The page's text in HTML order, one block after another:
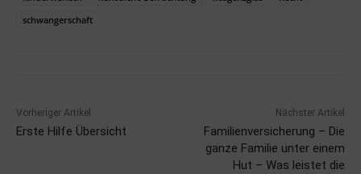
schwangerschaft
Vorheriger Artikel
Erste Hilfe Übersicht
Nächster Artikel
Familienversicherung – Die
ganze Familie unter einem
Hut – Was leistet die